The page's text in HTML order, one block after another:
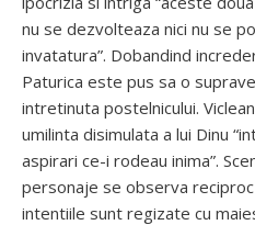
nu se dezvolteaza nici nu se
invatatura”. Dobandind
Paturica este pus sa o
intretinuta postelnicului.
umilinta disimulata a lui Dinu
aspirari ce-i rodeau inima”.
personaje se observa
intentiile sunt regizate cu